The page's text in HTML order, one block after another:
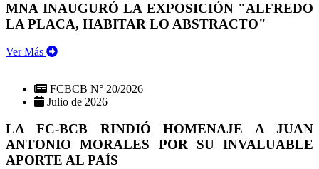
MNA INAUGURÓ LA EXPOSICIÓN "ALFREDO
LA PLACA, HABITAR LO ABSTRACTO"
Ver Más
FCBCB N° 20/2026
Julio de 2026
LA FC-BCB RINDIÓ HOMENAJE A JUAN
ANTONIO MORALES POR SU INVALUABLE
APORTE AL PAÍS